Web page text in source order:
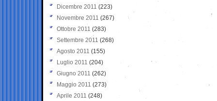
Dicembre 2011 (223)
Novembre 2011 (267)
Ottobre 2011 (283)
Settembre 2011 (268)
Agosto 2011 (155)
Luglio 2011 (204)
Giugno 2011 (262)
Maggio 2011 (273)
Aprile 2011 (248)